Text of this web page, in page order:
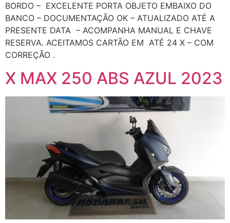
BORDO – EXCELENTE PORTA OBJETO EMBAIXO DO
BANCO – DOCUMENTAÇÃO OK – ATUALIZADO ATÉ A
PRESENTE DATA – ACOMPANHA MANUAL E CHAVE
RESERVA. ACEITAMOS CARTÃO EM ATÉ 24 X – COM
CORREÇÃO .
X MAX 250 ABS AZUL 2023